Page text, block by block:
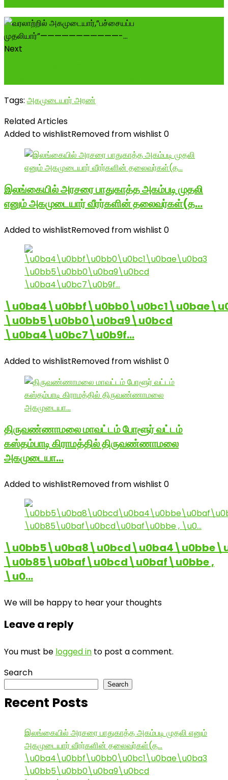
Next
Tags: அகமுடையார் அரண்
Related Articles
Added to wishlistRemoved from wishlist 0
இலங்கையில் அரசரை பாதுகாத்த அகம்படி முதலி
எனும் அகமுடையார் வீரர்களின் தலைவர்கள்(த…
Added to wishlistRemoved from wishlist 0
\u0bb5\u0bb0\u0ba9\u0bcd
\u0ba4\u0bc7\u0b9f…
Added to wishlistRemoved from wishlist 0
திருவண்ணாமலை மாவட்டம் போளூர் வட்டம்
கஸ்தம்பாடி கிராமத்தில் திருவண்ணாமலை
அகமுடையா…
Added to wishlistRemoved from wishlist 0
\u0b85\u0baf\u0bcd\u0baf\u0bbe ,
\u0…
We will be happy to hear your thoughts
Leave a reply
You must be logged in to post a comment.
Search
Search
Recent Posts
இலங்கையில் அரசரை பாதுகாத்த அகம்படி முதலி எனும்
அகமுடையார் வீரர்களின் தலைவர்கள்(த…
\u0ba4\u0bbf\u0bb0\u0bc1\u0bae\u0ba3
\u0bb5\u0bb0\u0ba9\u0bcd